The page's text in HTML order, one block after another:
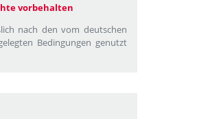
vorbehalten
nach den vom deutschen
Bedingungen genutzt